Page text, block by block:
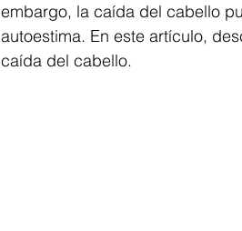
embargo, la caída del cabello
autoestima. En este artículo,
caída del cabello.